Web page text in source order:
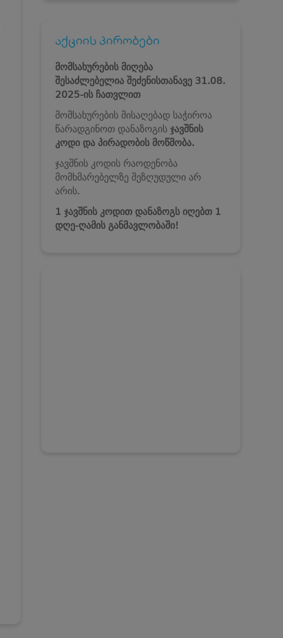
აქციის პირობები
მომსახურების მიღება
შესაძლებელია შეძენისთანავე31.08.
2025-ის ჩათვლით
მომსახურების მისაღებად საჭიროა
წარადგინოთ დანაზოგის ჯავშნის
კოდი და პირადობის მოწმობა.
ჯავშნის კოდის რაოდენობა
მომხმარებელზე შეზღუდული არ
არის.
1 ჯავშნის კოდით დანაზოგს იღებთ 1
დღე-ღამის განმავლობაში!